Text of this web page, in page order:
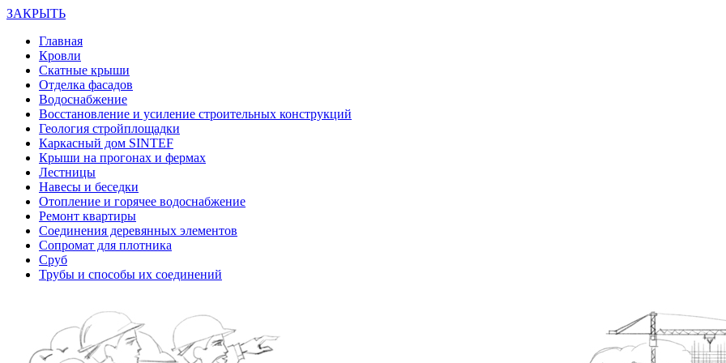
ЗАКРЫТЬ
Главная
Кровли
Скатные крыши
Отделка фасадов
Водоснабжение
Восстановление и усиление строительных конструкций
Геология стройплощадки
Каркасный дом SINTEF
Крыши на прогонах и фермах
Лестницы
Навесы и беседки
Отопление и горячее водоснабжение
Ремонт квартиры
Соединения деревянных элементов
Сопромат для плотника
Сруб
Трубы и способы их соединений